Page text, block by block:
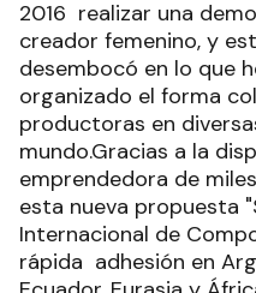
2016 realizar una
creador femenino, y
desembocó en lo que
organizado el forma
productoras en
mundo.Gracias a la
emprendedora de
esta nueva propuesta
Internacional de
rápida adhesión en